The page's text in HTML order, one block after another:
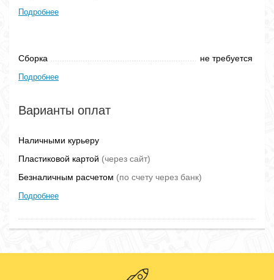
Подробнее
Сборка не требуется
Подробнее
Варианты оплат
Наличными курьеру
Пластиковой картой (через сайт)
Безналичным расчетом (по счету через банк)
Подробнее